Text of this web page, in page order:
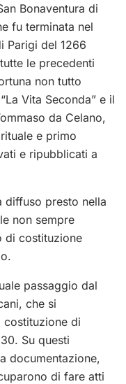
Bonaventura di
fu terminata nel
Parigi del 1266
le precedenti
non tutto
Vita Seconda” e il
da Celano,
e primo
e ripubblicati a
diffuso presto nella
non sempre
di costituzione
passaggio dal
che si
costituzione di
Su questi
documentazione,
di fare atti